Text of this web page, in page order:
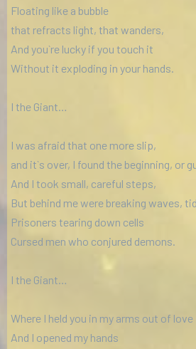
Floating like a bubble
that refracts light, that wanders,
And you`re lucky if you touch it
Without it exploding in your hands.
I the Giant…
I was afraid that one more slip,
and it`s over, I found the beginning, or
And I took small, careful steps,
But behind me were breaking waves,
Prisoners tearing down cells
Cursed men who conjured demons.
I the Giant…
Where I held you in my arms out of love
And I opened my hands